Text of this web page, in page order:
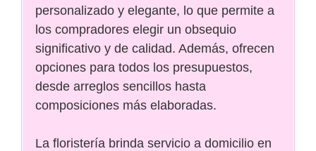
personalizado y elegante, lo que permite a
los compradores elegir un obsequio
significativo y de calidad. Además, ofrecen
opciones para todos los presupuestos,
desde arreglos sencillos hasta
composiciones más elaboradas.
La floristería brinda servicio a domicilio en